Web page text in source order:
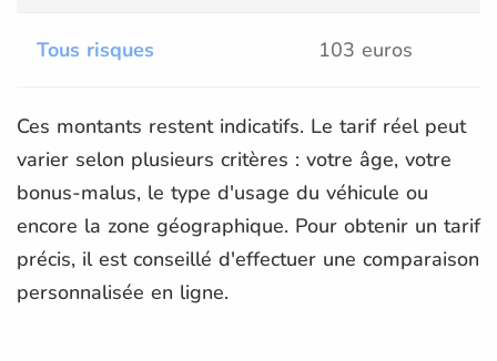
Tous risques 103 euros
Ces montants restent indicatifs. Le tarif réel peut
varier selon plusieurs critères : votre âge, votre
bonus-malus, le type d'usage du véhicule ou
encore la zone géographique. Pour obtenir un tarif
précis, il est conseillé d'effectuer une comparaison
personnalisée en ligne.